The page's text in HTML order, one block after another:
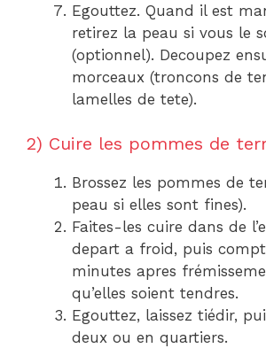
Egouttez. Quand il est
retirez la peau si vous le
(optionnel). Decoupez
morceaux (troncons de
lamelles de tete).
2) Cuire les pommes de
Brossez les pommes de
peau si elles sont fines).
Faites-les cuire dans de
depart a froid, puis
minutes apres
qu’elles soient tendres.
Egouttez, laissez tiédir,
deux ou en quartiers.